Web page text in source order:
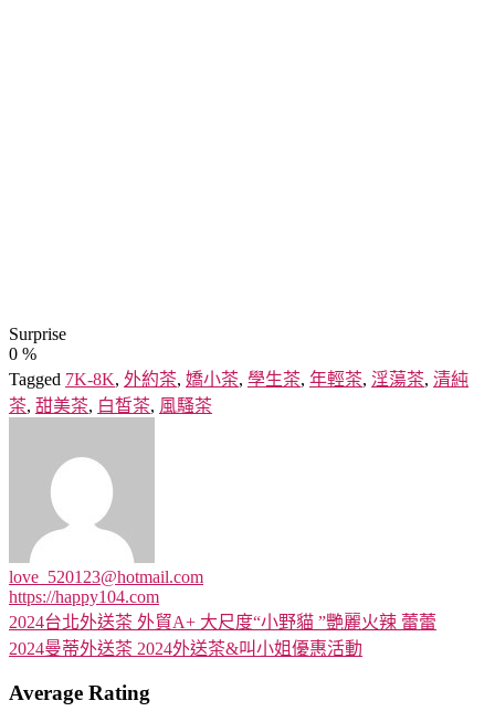
Surprise
0 %
Tagged 7K-8K, 外約茶, 嬌小茶, 學生茶, 年輕茶, 淫蕩茶, 清純
茶, 甜美茶, 白皙茶, 風騷茶
love_520123@hotmail.com
https://happy104.com
文
章
導
2024台北外送茶 外貿A+ 大尺度“小野貓 ”艷麗火辣 蕾蕾
2024曼蒂外送茶 2024外送茶&叫小姐優惠活動​
Average Rating